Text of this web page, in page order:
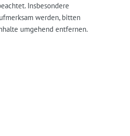
Insbesondere
werden, bitten
umgehend entfernen.